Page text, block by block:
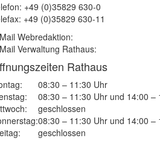
+49 (0)35829 630-0
+49 (0)35829 630-11
Webredaktion:
Verwaltung Rathaus:
Rathaus
08:30 – 11:30 Uhr
08:30 – 11:30 Uhr und 14:00 –
geschlossen
08:30 – 11:30 Uhr und 14:00 –
geschlossen